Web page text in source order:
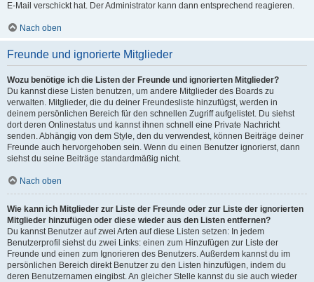
E-Mail verschickt hat. Der Administrator kann dann entsprechend reagieren.
Nach oben
Freunde und ignorierte Mitglieder
Wozu benötige ich die Listen der Freunde und ignorierten Mitglieder?
Du kannst diese Listen benutzen, um andere Mitglieder des Boards zu
verwalten. Mitglieder, die du deiner Freundesliste hinzufügst, werden in
deinem persönlichen Bereich für den schnellen Zugriff aufgelistet. Du siehst
dort deren Onlinestatus und kannst ihnen schnell eine Private Nachricht
senden. Abhängig von dem Style, den du verwendest, können Beiträge deiner
Freunde auch hervorgehoben sein. Wenn du einen Benutzer ignorierst, dann
siehst du seine Beiträge standardmäßig nicht.
Nach oben
Wie kann ich Mitglieder zur Liste der Freunde oder zur Liste der ignorierten
Mitglieder hinzufügen oder diese wieder aus den Listen entfernen?
Du kannst Benutzer auf zwei Arten auf diese Listen setzen: In jedem
Benutzerprofil siehst du zwei Links: einen zum Hinzufügen zur Liste der
Freunde und einen zum Ignorieren des Benutzers. Außerdem kannst du im
persönlichen Bereich direkt Benutzer zu den Listen hinzufügen, indem du
deren Benutzernamen eingibst. An gleicher Stelle kannst du sie auch wieder